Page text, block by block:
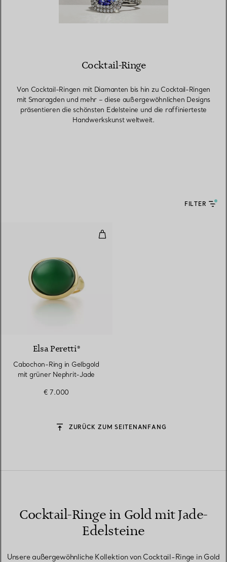
Cocktail-Ringe
Von Cocktail-Ringen mit Diamanten bis hin zu Cocktail-Ringen
mit Smaragden und mehr – diese außergewöhnlichen Designs
präsentieren die schönsten Edelsteine und die raffinierteste
Handwerkskunst weltweit.
FILTER
Cabochon-Ring in Gelbgold mit
Elsa Peretti®
Cabochon-Ring in Gelbgold
mit grüner Nephrit-Jade
€ 7.000
ZURÜCK ZUM SEITENANFANG
Cocktail-Ringe in Gold mit Jade-
Edelsteine
Unsere außergewöhnliche Kollektion von Cocktail-Ringe in Gold